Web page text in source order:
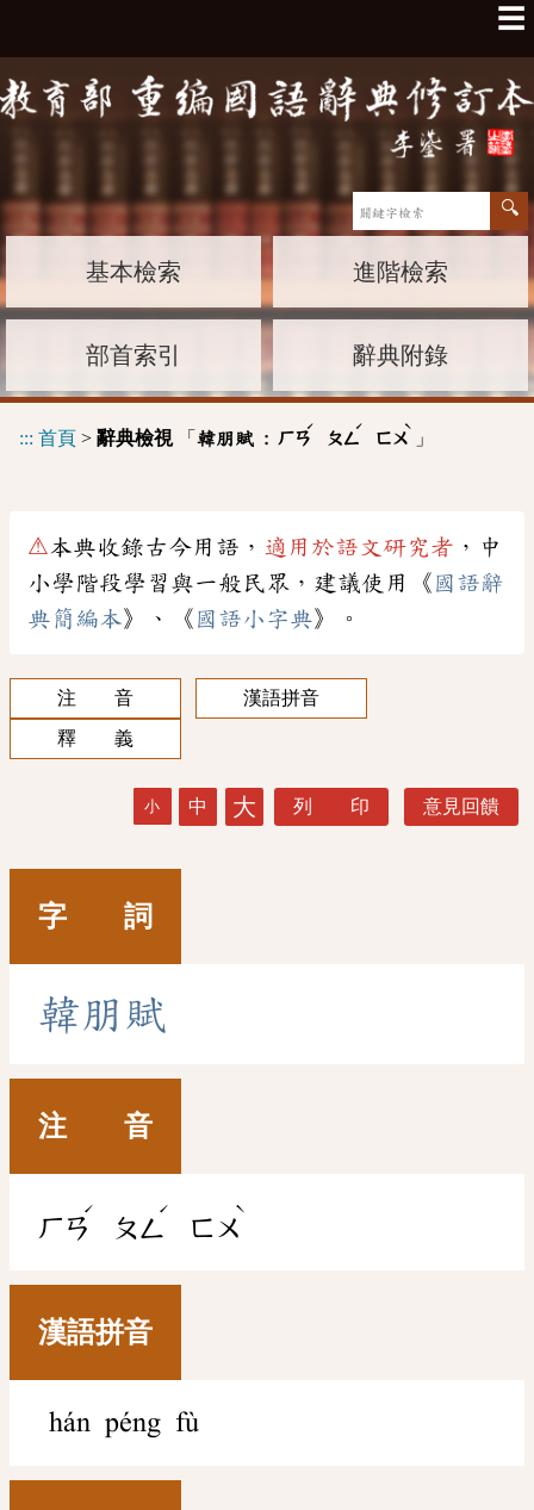
☰
基本檢索 進階檢索
部首索引 辭典附錄
::: 首頁 > 辭典檢視「 韓朋賦 : ㄏㄢ
ˊ
ㄆㄥ
ˊ
ㄈㄨ
ˋ
」
⚠本典收錄古今用語， 適用於語文研究者 ，中
小學階段學習與一般民眾，建議使用《 國語辭
典簡編本》、《 國語小字典》。
注 音
漢語拼音
釋 義
小 中 大 列 印 意見回饋
字 詞
韓朋 賦
注 音
ㄏㄢ
ˊ
ㄆㄥ
ˊ
ㄈㄨ
ˋ
漢語拼音
hán péng fù